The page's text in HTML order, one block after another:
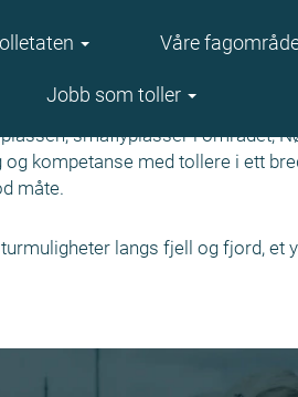
Våre
Jobb som toller
småflyplasser i området,
kompetanse med tollere i ett
måte.
langs fjell og fjord,